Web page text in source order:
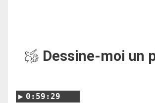
Dessine-moi un
0:59:29